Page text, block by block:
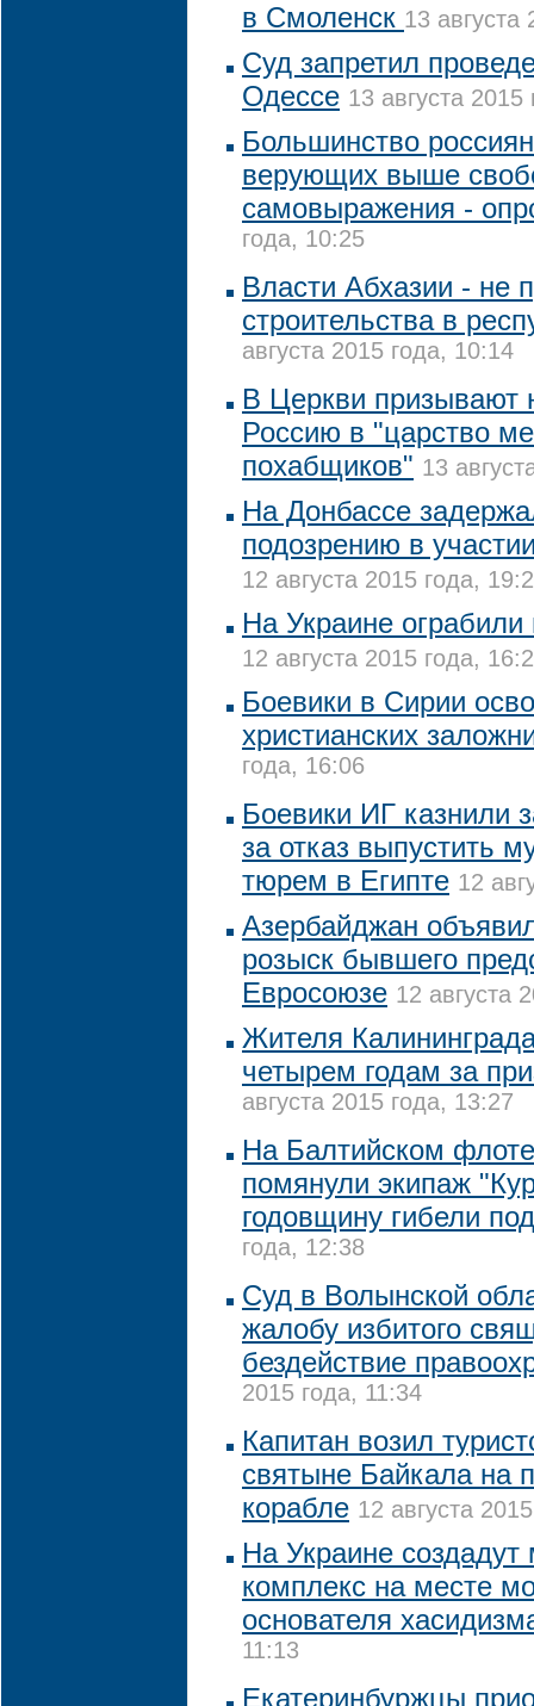
в Смоленск 13 августа
Суд запретил
Одессе 13 августа 2015
Большинство
верующих выше
самовыражения -
года, 10:25
Власти Абхазии - не
строительства в
августа 2015 года, 10:14
В Церкви призывают
Россию в "царство
похабщиков" 13
На Донбассе
подозрению в
12 августа 2015 года,
На Украине
12 августа 2015 года,
Боевики в Сирии
христианских
года, 16:06
Боевики ИГ казнили
за отказ выпустить
тюрем в Египте 12
Азербайджан
розыск бывшего
Евросоюзе 12 августа
Жителя
четырем годам за
августа 2015 года, 13:27
На Балтийском
помянули экипаж
годовщину гибели
года, 12:38
Суд в Волынской
жалобу избитого
бездействие
2015 года, 11:34
Капитан возил
святыне Байкала на
корабле 12 августа
На Украине
комплекс на месте
основателя
11:13
Екатеринбуржцы